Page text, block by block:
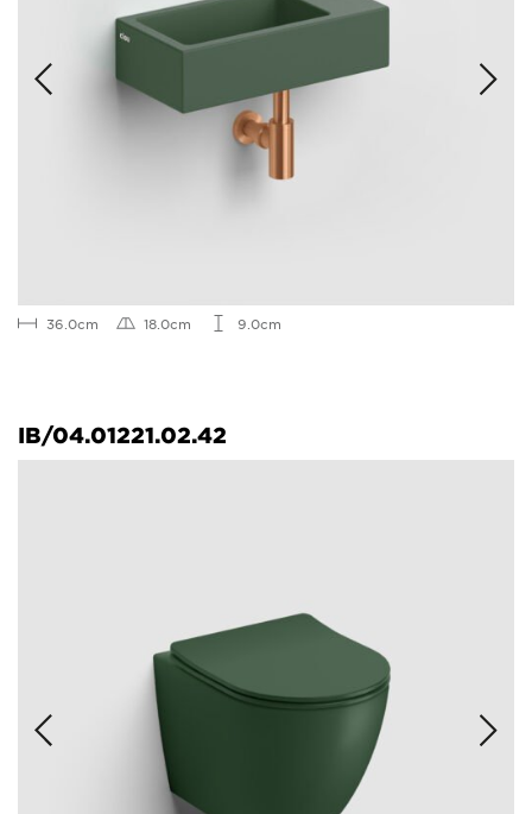
36.0cm 18.0cm 9.0cm
IB/04.01221.02.42